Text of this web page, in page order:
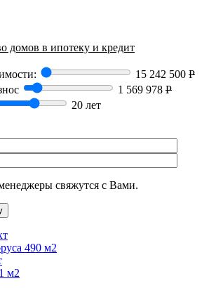
домов в ипотеку и кредит
15 242 500 Р
1 569 978 Р
20 лет
свяжутся с Вами.
490 м2
м2